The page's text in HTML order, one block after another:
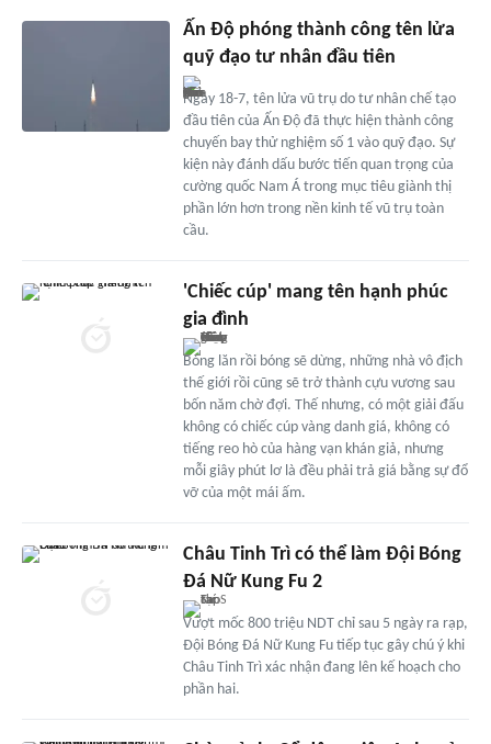
Ấn Độ phóng thành công tên lửa
quỹ đạo tư nhân đầu tiên
Ngày 18-7, tên lửa vũ trụ do tư nhân chế tạo
đầu tiên của Ấn Độ đã thực hiện thành công
chuyến bay thử nghiệm số 1 vào quỹ đạo. Sự
kiện này đánh dấu bước tiến quan trọng của
cường quốc Nam Á trong mục tiêu giành thị
phần lớn hơn trong nền kinh tế vũ trụ toàn
cầu.
'Chiếc cúp' mang tên hạnh phúc
gia đình
Bóng lăn rồi bóng sẽ dừng, những nhà vô địch
thế giới rồi cũng sẽ trở thành cựu vương sau
bốn năm chờ đợi. Thế nhưng, có một giải đấu
không có chiếc cúp vàng danh giá, không có
tiếng reo hò của hàng vạn khán giả, nhưng
mỗi giây phút lơ là đều phải trả giá bằng sự đổ
vỡ của một mái ấm.
Châu Tinh Trì có thể làm Đội Bóng
Đá Nữ Kung Fu 2
Vượt mốc 800 triệu NDT chỉ sau 5 ngày ra rạp,
Đội Bóng Đá Nữ Kung Fu tiếp tục gây chú ý khi
Châu Tinh Trì xác nhận đang lên kế hoạch cho
phần hai.